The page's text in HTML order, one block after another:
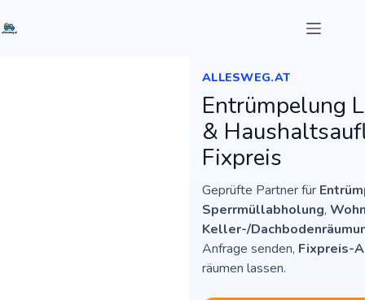
Inhalt
springen
ALLESWEG.AT
Entrümpelung
&
Fixpreis
Geprüfte Partner für
Sperrmüllabholung,
Keller-/
Anfrage senden, Fixpreis-
räumen lassen.